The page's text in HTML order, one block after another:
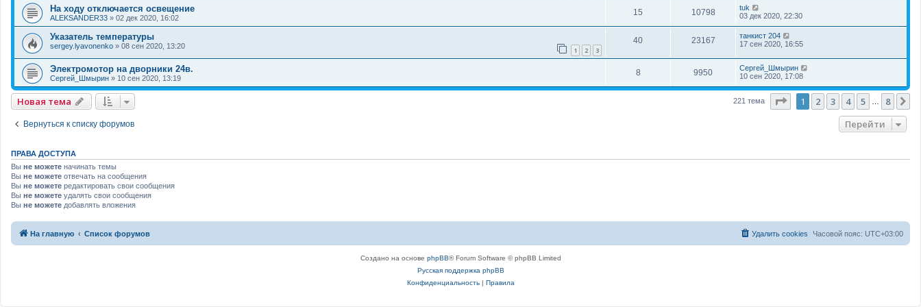
На ходу отключается освещение
ALEKSANDER33 » 02 дек 2020, 16:02
15 10798
tuk
03 дек 2020, 22:30
Указатель температуры
sergey.lyavonenko » 08 сен 2020, 13:20 1 2 3
40 23167
танкист 204
17 сен 2020, 16:55
Электромотор на дворники 24в.
Сергей_Шмырин » 10 сен 2020, 13:19
8 9950
Сергей_Шмырин
10 сен 2020, 17:08
Новая тема 221 тема Страница из
1 2 3 4 5 8
Вернуться к списку форумов Перейти
ПРАВА ДОСТУПА
Вы не можете начинать темы
Вы не можете отвечать на сообщения
Вы не можете редактировать свои сообщения
Вы не можете удалять свои сообщения
Вы не можете добавлять вложения
На главную Список форумов Часовой пояс: UTC+03:00
Удалить cookies
Создано на основе phpBB® Forum Software © phpBB Limited
Русская поддержка phpBB
Конфиденциальность| Правила